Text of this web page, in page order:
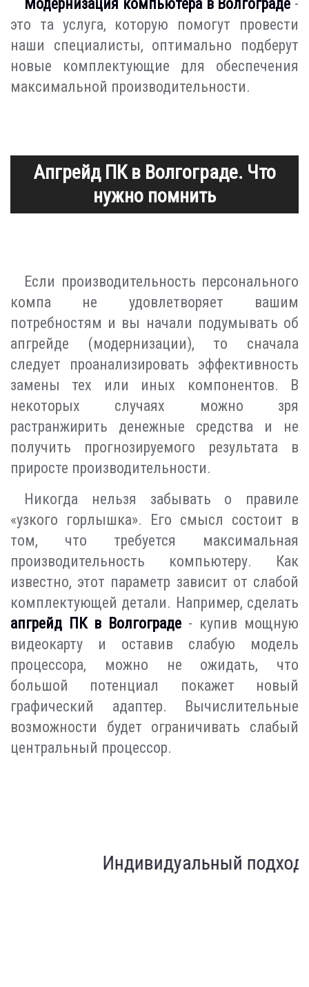
Модернизация компьютера в Волгограде -
это та услуга, которую помогут провести
наши специалисты, оптимально подберут
новые комплектующие для обеспечения
максимальной производительности.
Апгрейд ПК в Волгограде. Что
нужно помнить
Если производительность персонального
компа не удовлетворяет вашим
потребностям и вы начали подумывать об
апгрейде (модернизации), то сначала
следует проанализировать эффективность
замены тех или иных компонентов. В
некоторых случаях можно зря
растранжирить денежные средства и не
получить прогнозируемого результата в
приросте производительности.
Никогда нельзя забывать о правиле
«узкого горлышка». Его смысл состоит в
том, что требуется максимальная
производительность компьютеру. Как
известно, этот параметр зависит от слабой
комплектующей детали. Например, сделать
апгрейд ПК в Волгограде - купив мощную
видеокарту и оставив слабую модель
процессора, можно не ожидать, что
большой потенциал покажет новый
графический адаптер. Вычислительные
возможности будет ограничивать слабый
центральный процессор.